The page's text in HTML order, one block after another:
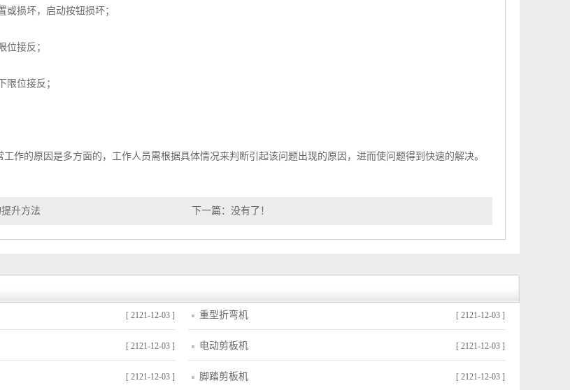
损坏，启动按钮损坏；
接反；
位接反；
的原因是多方面的，工作人员需根据具体情况来判断引起该问题出现的原因，进而使问题得到快速的解决。
升方法 下一篇：没有了！
[ 2121-12-03 ] 重型折弯机 [ 2121-12-03 ]
[ 2121-12-03 ] 电动剪板机 [ 2121-12-03 ]
[ 2121-12-03 ] 脚踏剪板机 [ 2121-12-03 ]